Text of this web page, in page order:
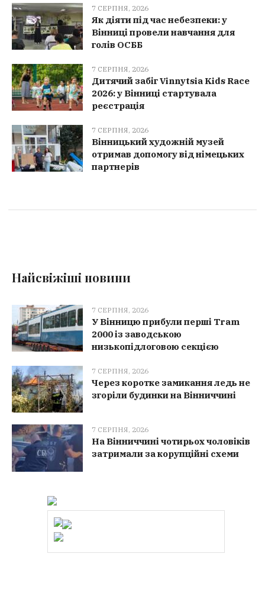
7 СЕРПНЯ, 2026
Як діяти під час небезпеки: у
Вінниці провели навчання для
голів ОСББ
7 СЕРПНЯ, 2026
Дитячий забіг Vinnytsia Kids Race
2026: у Вінниці стартувала
реєстрація
7 СЕРПНЯ, 2026
Вінницький художній музей
отримав допомогу від німецьких
партнерів
Найсвіжіші новини
7 СЕРПНЯ, 2026
У Вінницю прибули перші Tram
2000 із заводською
низькопідлоговою секцією
7 СЕРПНЯ, 2026
Через коротке замикання ледь не
згоріли будинки на Вінниччині
7 СЕРПНЯ, 2026
На Вінниччині чотирьох чоловіків
затримали за корупційні схеми